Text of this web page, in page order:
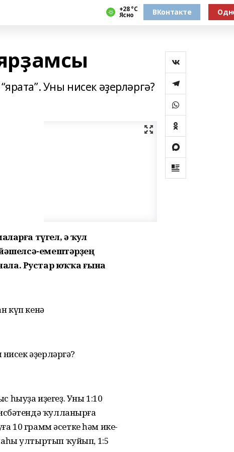
+28 °С
Ясно ВКонтакте
Уны нисек әҙерләргә?
түгел, ә ҡул
йәшелсә-емештәрҙең
Рустар юҡҡа ғына
күп кенә
әҙерләргә?
һыуҙа иҙегеҙ. Уны 1:10
ҡулланырға
10 грамм әсетке һәм ике-
ултыртып ҡуйып, 1:5